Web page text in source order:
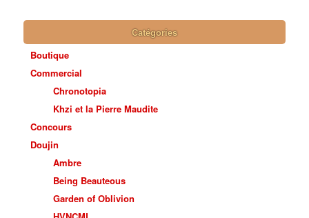
Catégories
Boutique
Commercial
Chronotopia
Khzi et la Pierre Maudite
Concours
Doujin
Ambre
Being Beauteous
Garden of Oblivion